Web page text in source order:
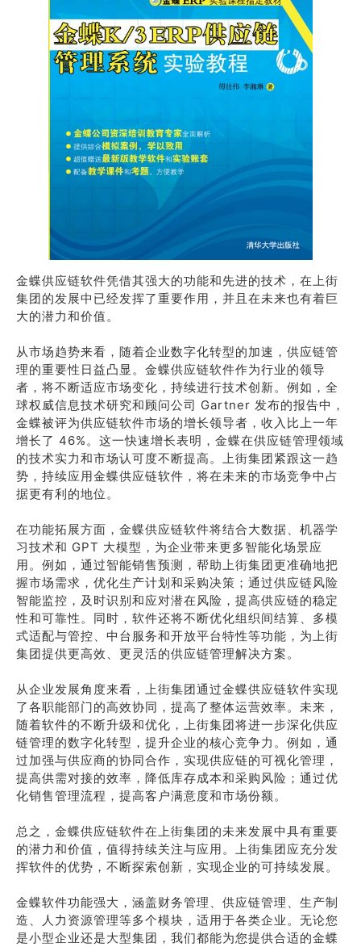
金蝶供应链软件凭借其强大的功能和先进的技术，在上街
集团的发展中已经发挥了重要作用，并且在未来也有着巨
大的潜力和价值。
从市场趋势来看，随着企业数字化转型的加速，供应链管
理的重要性日益凸显。金蝶供应链软件作为行业的领导
者，将不断适应市场变化，持续进行技术创新。例如，全
球权威信息技术研究和顾问公司 Gartner 发布的报告中，
金蝶被评为供应链软件市场的增长领导者，收入比上一年
增长了 46%。这一快速增长表明，金蝶在供应链管理领域
的技术实力和市场认可度不断提高。上街集团紧跟这一趋
势，持续应用金蝶供应链软件，将在未来的市场竞争中占
据更有利的地位。
在功能拓展方面，金蝶供应链软件将结合大数据、机器学
习技术和 GPT 大模型，为企业带来更多智能化场景应
用。例如，通过智能销售预测，帮助上街集团更准确地把
握市场需求，优化生产计划和采购决策；通过供应链风险
智能监控，及时识别和应对潜在风险，提高供应链的稳定
性和可靠性。同时，软件还将不断优化组织间结算、多模
式适配与管控、中台服务和开放平台特性等功能，为上街
集团提供更高效、更灵活的供应链管理解决方案。
从企业发展角度来看，上街集团通过金蝶供应链软件实现
了各职能部门的高效协同，提高了整体运营效率。未来，
随着软件的不断升级和优化，上街集团将进一步深化供应
链管理的数字化转型，提升企业的核心竞争力。例如，通
过加强与供应商的协同合作，实现供应链的可视化管理，
提高供需对接的效率，降低库存成本和采购风险；通过优
化销售管理流程，提高客户满意度和市场份额。
总之，金蝶供应链软件在上街集团的未来发展中具有重要
的潜力和价值，值得持续关注与应用。上街集团应充分发
挥软件的优势，不断探索创新，实现企业的可持续发展。
金蝶软件功能强大，涵盖财务管理、供应链管理、生产制
造、人力资源管理等多个模块，适用于各类企业。无论您
是小型企业还是大型集团，我们都能为您提供合适的金蝶